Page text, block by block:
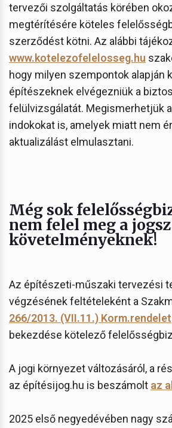
tervezői szolgáltatás körében
megtérítésére köteles
szerződést kötni. Az alábbi
www.kotelezofelelosseg.hu
hogy milyen szempontok alapján
építészeknek elvégezniük a
felülvizsgálatát. Megismerhetjük
indokokat is, amelyek miatt nem
aktualizálást elmulasztani.
Még sok
nem felel meg a
követelményeknek!
Az építészeti-műszaki tervezési
végzésének feltételeként a
266/2013. (VII.11.) Korm.rendelet
bekezdése kötelező
A jogi környezet változásáról, a
az építésijog.hu is beszámolt az
2025 első negyedévében nagy